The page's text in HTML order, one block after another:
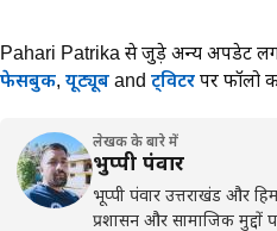
Pahari Patrika से जुड़े अन्य अपडेट
फेसबुक, यूट्यूब and ट्विटर पर फॉलो
लेखक के बारे में
भुप्पी पंवार
भूप्पी पंवार उत्तराखंड और
प्रशासन और सामाजिक मुद्दों